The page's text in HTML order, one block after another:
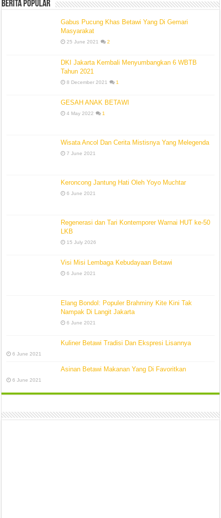
Berita Popular
Gabus Pucung Khas Betawi Yang Di Gemari
Masyarakat
25 June 2021 2
DKI Jakarta Kembali Menyumbangkan 6 WBTB
Tahun 2021
8 December 2021 1
GESAH ANAK BETAWI
4 May 2022 1
Wisata Ancol Dan Cerita Mistisnya Yang Melegenda
7 June 2021
Keroncong Jantung Hati Oleh Yoyo Muchtar
6 June 2021
Regenerasi dan Tari Kontemporer Warnai HUT ke-50
LKB
15 July 2026
Visi Misi Lembaga Kebudayaan Betawi
6 June 2021
Elang Bondol: Populer Brahminy Kite Kini Tak
Nampak Di Langit Jakarta
6 June 2021
Kuliner Betawi Tradisi Dan Ekspresi Lisannya
6 June 2021
Asinan Betawi Makanan Yang Di Favoritkan
6 June 2021